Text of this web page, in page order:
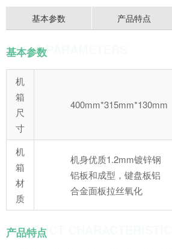
基本参数 产品特点
基本参数
BASIC PARAMETERS
机
箱
尺
寸
400mm*315mm*130mm
机
箱
材
质
机身优质1.2mm镀锌钢
铝板和成型，键盘板铝
合金面板拉丝氧化
产品特点
PRODUCT CHARACTERISTICS